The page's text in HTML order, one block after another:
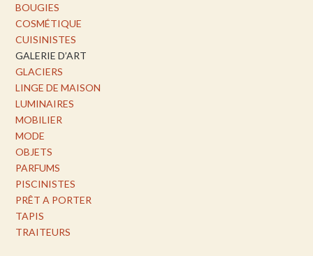
BOUGIES
COSMÉTIQUE
CUISINISTES
GALERIE D’ART
GLACIERS
LINGE DE MAISON
LUMINAIRES
MOBILIER
MODE
OBJETS
PARFUMS
PISCINISTES
PRÊT A PORTER
TAPIS
TRAITEURS